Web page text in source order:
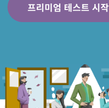
프리미엄 테스트 시작